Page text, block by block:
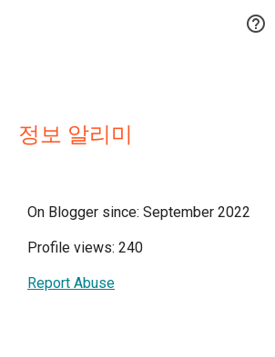

정보 알리미
On Blogger since: September 2022
Profile views: 240
Report Abuse